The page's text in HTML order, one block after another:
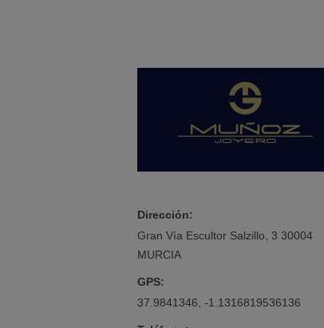
Dirección:
Gran Vía Escultor Salzillo, 3 30004
MURCIA
GPS:
37.9841346, -1.1316819536136